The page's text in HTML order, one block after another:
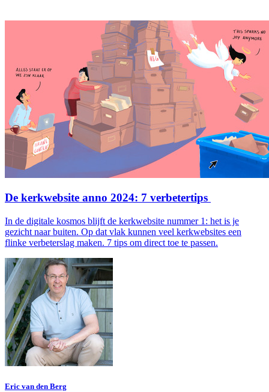
De kerkwebsite anno 2024: 7 verbetertips
In de digitale kosmos blijft de kerkwebsite nummer 1: het is je
gezicht naar buiten. Op dat vlak kunnen veel kerkwebsites een
flinke verbeterslag maken. 7 tips om direct toe te passen.
Eric van den Berg